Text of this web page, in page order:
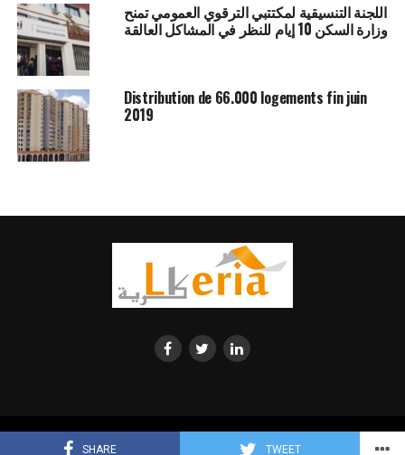
SHARE TWEET
اللجنة التنسيقية لمكتتبي الترقوي العمومي تمنح
وزارة السكن 10 إيام للنظر في المشاكل العالقة
Distribution de 66.000 logements fin juin
2019
© 2023 Lkeria. All Rights Reserved. Annonces immobilières Algerie